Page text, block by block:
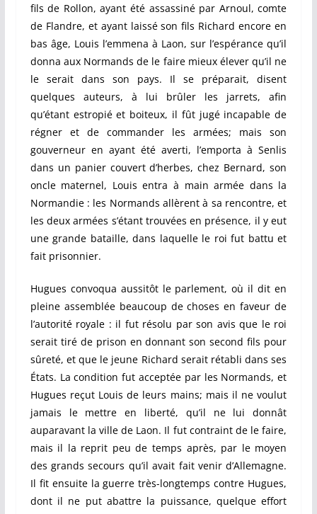
fils de Rollon, ayant été assassiné par Arnoul, comte
de Flandre, et ayant laissé son fils Richard encore en
bas âge, Louis l’emmena à Laon, sur l’espérance qu’il
donna aux Normands de le faire mieux élever qu’il ne
le serait dans son pays. Il se préparait, disent
quelques auteurs, à lui brûler les jarrets, afin
qu’étant estropié et boiteux, il fût jugé incapable de
régner et de commander les armées; mais son
gouverneur en ayant été averti, l’emporta à Senlis
dans un panier couvert d’herbes, chez Bernard, son
oncle maternel, Louis entra à main armée dans la
Normandie : les Normands allèrent à sa rencontre, et
les deux armées s’étant trouvées en présence, il y eut
une grande bataille, dans laquelle le roi fut battu et
fait prisonnier.
Hugues convoqua aussitôt le parlement, où il dit en
pleine assemblée beaucoup de choses en faveur de
l’autorité royale : il fut résolu par son avis que le roi
serait tiré de prison en donnant son second fils pour
sûreté, et que le jeune Richard serait rétabli dans ses
États. La condition fut acceptée par les Normands, et
Hugues reçut Louis de leurs mains; mais il ne voulut
jamais le mettre en liberté, qu’il ne lui donnât
auparavant la ville de Laon. Il fut contraint de le faire,
mais il la reprit peu de temps après, par le moyen
des grands secours qu’il avait fait venir d’Allemagne.
Il fit ensuite la guerre très-longtemps contre Hugues,
dont il ne put abattre la puissance, quelque effort